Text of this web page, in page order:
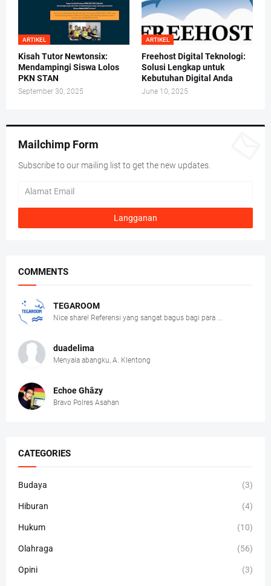
ARTIKEL
Kisah Tutor Newtonsix:
Mendampingi Siswa Lolos
PKN STAN
September 30, 2025
ARTIKEL
Freehost Digital Teknologi:
Solusi Lengkap untuk
Kebutuhan Digital Anda
June 10, 2025
Mailchimp Form
Subscribe to our mailing list to get the new updates.
COMMENTS
TEGAROOM
Nice share! Referensi yang sangat bagus bagi para ...
duadelima
Menyala abangku, A. Klentong
Echoe Ghâzy
Bravo Polres Asahan
CATEGORIES
Budaya (3)
Hiburan (4)
Hukum (10)
Olahraga (56)
Opini (3)